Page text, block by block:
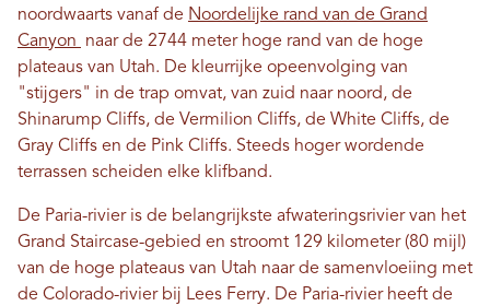
noordwaarts vanaf de Noordelijke rand van de Grand
Canyon
naar de 2744 meter hoge rand van de hoge
plateaus van Utah. De kleurrijke opeenvolging van
"stijgers" in de trap omvat, van zuid naar noord, de
Shinarump Cliffs, de Vermilion Cliffs, de White Cliffs, de
Gray Cliffs en de Pink Cliffs. Steeds hoger wordende
terrassen scheiden elke klifband.
De Paria-rivier is de belangrijkste afwateringsrivier van het
Grand Staircase-gebied en stroomt 129 kilometer (80 mijl)
van de hoge plateaus van Utah naar de samenvloeiing met
de Colorado-rivier bij Lees Ferry. De Paria-rivier heeft de